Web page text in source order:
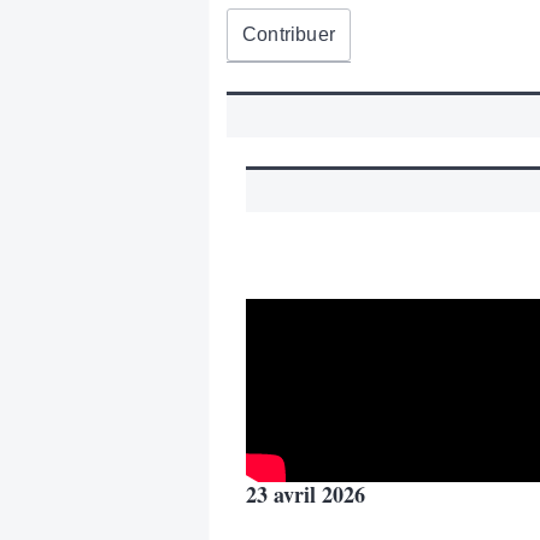
Contribuer
23 avril 2026